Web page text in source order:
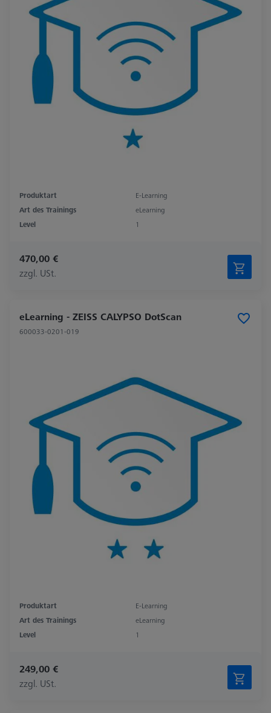
Produktart
E-Learning
Art des Trainings
eLearning
Level
1
470,00 €
zzgl. USt.
eLearning - ZEISS CALYPSO DotScan
600033-0201-019
Produktart
E-Learning
Art des Trainings
eLearning
Level
1
249,00 €
zzgl. USt.